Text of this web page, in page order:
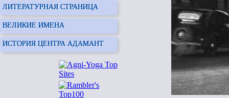
ЛИТЕРАТУРНАЯ СТРАНИЦА
ВЕЛИКИЕ ИМЕНА
ИСТОРИЯ ЦЕНТРА АДАМАНТ